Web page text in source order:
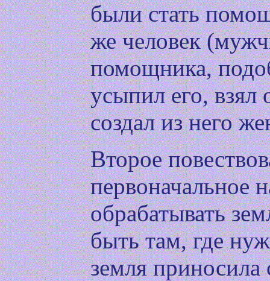
были стать
же человек
помощника,
усыпил его, взял
создал из него
Второе
первоначальное
обрабатывать
быть там, где
земля